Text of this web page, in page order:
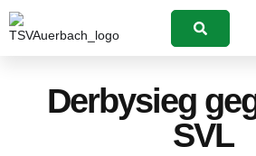
Suchen
Derbysieg
SVL